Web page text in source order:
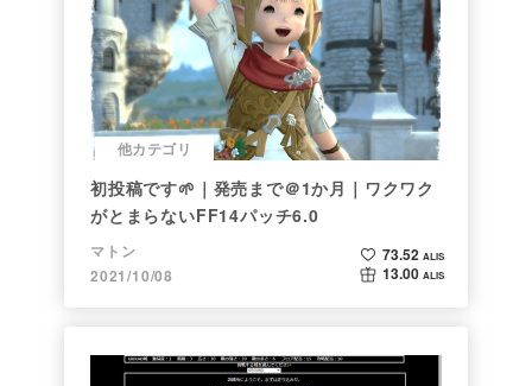
他カテゴリ
初投稿です🌱｜発売まで＠1か月｜ワクワク
がとまらないFF14パッチ6.0
マトン
2021/10/08
73.52 ALIS
13.00 ALIS